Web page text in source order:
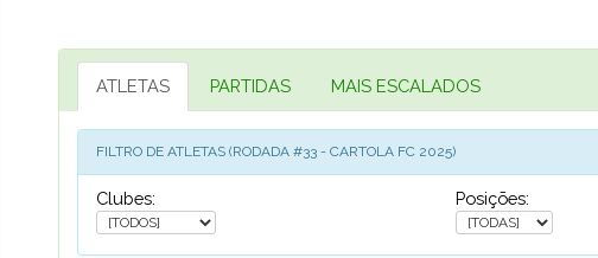
ATLETAS PARTIDAS MAIS ESCALADOS
FILTRO DE ATLETAS (RODADA #33 - CARTOLA FC 2025)
Clubes: Posições: